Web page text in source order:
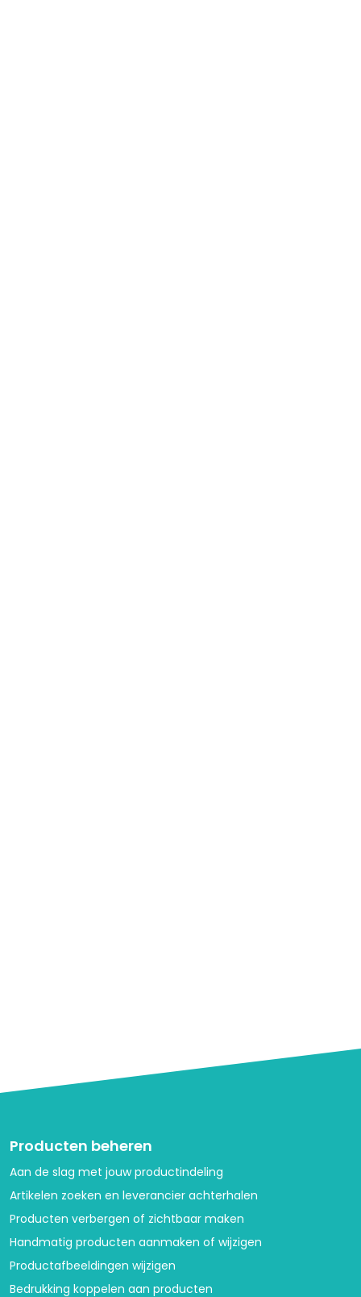
Producten beheren
Aan de slag met jouw productindeling
Artikelen zoeken en leverancier achterhalen
Producten verbergen of zichtbaar maken
Handmatig producten aanmaken of wijzigen
Productafbeeldingen wijzigen
Bedrukking koppelen aan producten